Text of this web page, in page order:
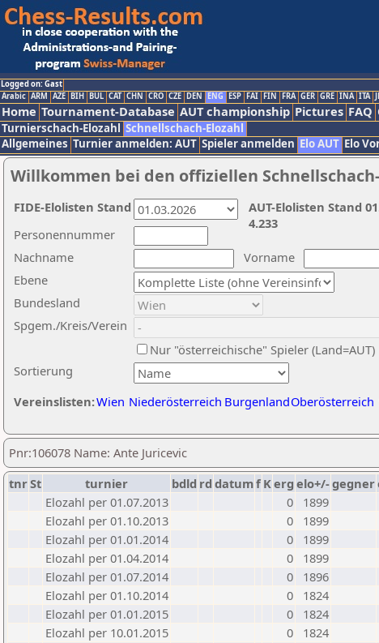
Logged on: Gast
Arabic ARM AZE BIH BUL CAT CHN CRO CZE DEN ENG ESP FAI FIN FRA GER GRE INA ITA
Home Tournament-Database AUT championship Pictures FAQ
Turnierschach-Elozahl Schnellschach-Elozahl
Allgemeines Turnier anmelden: AUT Spieler anmelden Elo AUT Elo
Willkommen bei den offiziellen
Nachname
Vorname
Ebene
Sortierung
Personennummer
Bundesland
Spgem./Kreis/Verein
Nur "österreichische" Spieler (Land=AUT)
Vereinslisten:Wien Niederösterreich BurgenlandOberösterreich
AUT-Elolisten Stand
4.233
FIDE-Elolisten Stand
Pnr:106078 Name: Ante Juricevic
tnrSt turnier bdld rd datumf Kerg elo+/-gegner
Elozahl per 01.07.2013
0
1899
Elozahl per 01.10.2013
0
1899
Elozahl per 01.01.2014
0
1899
Elozahl per 01.04.2014
0
1899
Elozahl per 01.07.2014
0
1896
Elozahl per 01.10.2014
0
1824
Elozahl per 01.01.2015
0
1824
Elozahl per 10.01.2015
0
1824